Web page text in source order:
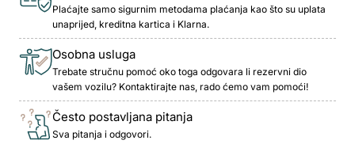
Plaćajte samo sigurnim metodama plaćanja kao što su uplata
unaprijed, kreditna kartica i Klarna.
Osobna usluga
Trebate stručnu pomoć oko toga odgovara li rezervni dio
vašem vozilu? Kontaktirajte nas, rado ćemo vam pomoći!
Često postavljana pitanja
Sva pitanja i odgovori.